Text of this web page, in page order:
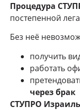
Процедура
постепенной
Без неё
получить
работать
через брак
СТУПРО Израиль